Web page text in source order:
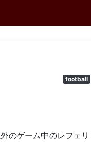
football
のゲーム中のレフェリ